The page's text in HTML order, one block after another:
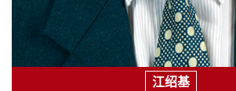
江绍基